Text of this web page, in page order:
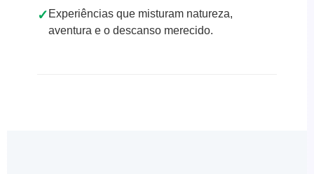
✓ Experiências que misturam natureza,
aventura e o descanso merecido.